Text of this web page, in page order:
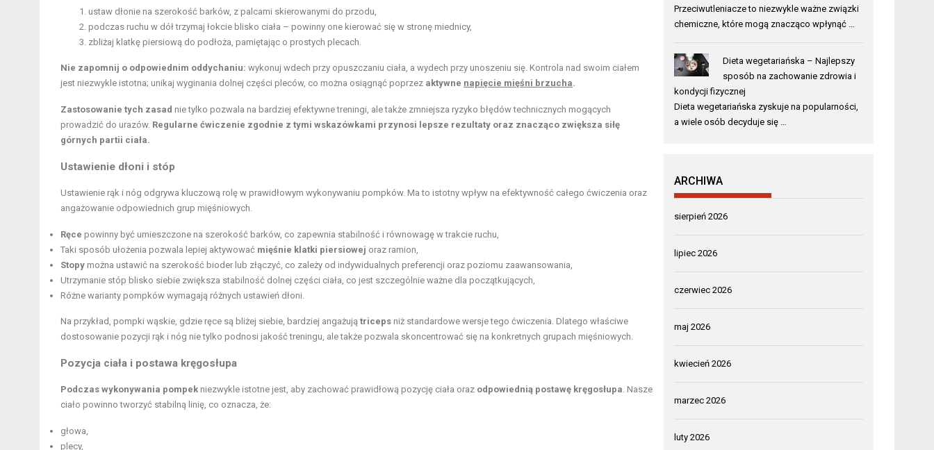
ustaw dłonie na szerokość barków, z palcami skierowanymi do przodu,
podczas ruchu w dół trzymaj łokcie blisko ciała – powinny one kierować się w stronę miednicy,
zbliżaj klatkę piersiową do podłoża, pamiętając o prostych plecach.
Nie zapomnij o odpowiednim oddychaniu: wykonuj wdech przy opuszczaniu ciała, a wydech przy unoszeniu się. Kontrola nad swoim ciałem
jest niezwykle istotna; unikaj wyginania dolnej części pleców, co można osiągnąć poprzez aktywne napięcie mięśni brzucha.
Zastosowanie tych zasad nie tylko pozwala na bardziej efektywne treningi, ale także zmniejsza ryzyko błędów technicznych mogących
prowadzić do urazów. Regularne ćwiczenie zgodnie z tymi wskazówkami przynosi lepsze rezultaty oraz znacząco zwiększa siłę
górnych partii ciała.
Ustawienie dłoni i stóp
Ustawienie rąk i nóg odgrywa kluczową rolę w prawidłowym wykonywaniu pompków. Ma to istotny wpływ na efektywność całego ćwiczenia oraz
angażowanie odpowiednich grup mięśniowych.
Ręce powinny być umieszczone na szerokość barków, co zapewnia stabilność i równowagę w trakcie ruchu,
Taki sposób ułożenia pozwala lepiej aktywować mięśnie klatki piersiowej oraz ramion,
Stopy można ustawić na szerokość bioder lub złączyć, co zależy od indywidualnych preferencji oraz poziomu zaawansowania,
Utrzymanie stóp blisko siebie zwiększa stabilność dolnej części ciała, co jest szczególnie ważne dla początkujących,
Różne warianty pompków wymagają różnych ustawień dłoni.
Na przykład, pompki wąskie, gdzie ręce są bliżej siebie, bardziej angażują triceps niż standardowe wersje tego ćwiczenia. Dlatego właściwe
dostosowanie pozycji rąk i nóg nie tylko podnosi jakość treningu, ale także pozwala skoncentrować się na konkretnych grupach mięśniowych.
Pozycja ciała i postawa kręgosłupa
Podczas wykonywania pompek niezwykle istotne jest, aby zachować prawidłową pozycję ciała oraz odpowiednią postawę kręgosłupa. Nasze
ciało powinno tworzyć stabilną linię, co oznacza, że:
głowa,
plecy,
Przeciwutleniacze to niezwykle ważne związki
chemiczne, które mogą znacząco wpłynąć …
Dieta wegetariańska – Najlepszy
sposób na zachowanie zdrowia i
kondycji fizycznej
Dieta wegetariańska zyskuje na popularności,
a wiele osób decyduje się …
ARCHIWA
sierpień 2026
lipiec 2026
czerwiec 2026
maj 2026
kwiecień 2026
marzec 2026
luty 2026